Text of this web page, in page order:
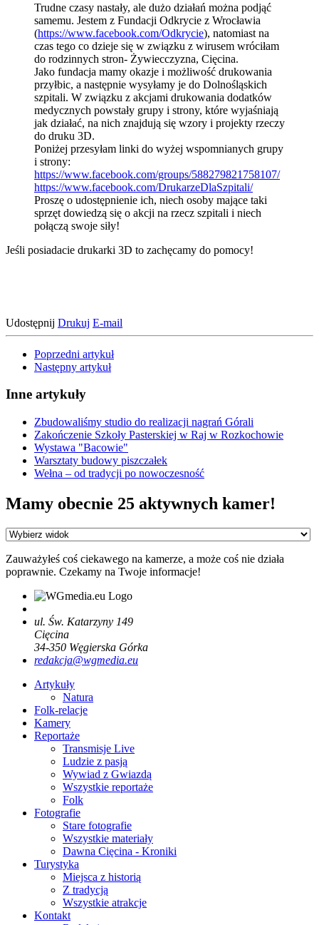
Trudne czasy nastały, ale dużo działań można podjąć
samemu. Jestem z Fundacji Odkrycie z Wrocławia
(https://www.facebook.com/Odkrycie), natomiast na
czas tego co dzieje się w związku z wirusem wróciłam
do rodzinnych stron- Żywiecczyzna, Cięcina.
Jako fundacja mamy okazje i możliwość drukowania
przyłbic, a następnie wysyłamy je do Dolnośląskich
szpitali. W związku z akcjami drukowania dodatków
medycznych powstały grupy i strony, które wyjaśniają
jak działać, na nich znajdują się wzory i projekty rzeczy
do druku 3D.
Poniżej przesyłam linki do wyżej wspomnianych grupy
i strony:
https://www.facebook.com/groups/588279821758107/
https://www.facebook.com/DrukarzeDlaSzpitali/
Proszę o udostępnienie ich, niech osoby mające taki
sprzęt dowiedzą się o akcji na rzecz szpitali i niech
połączą swoje siły!
Jeśli posiadacie drukarki 3D to zachęcamy do pomocy!
Udostępnij Drukuj E-mail
Poprzedni artykuł
Następny artykuł
Inne artykuły
Zbudowaliśmy studio do realizacji nagrań Górali
Zakończenie Szkoły Pasterskiej w Raj w Rozkochowie
Wystawa "Bacowie"
Warsztaty budowy piszczałek
Wełna – od tradycji po nowoczesność
Mamy obecnie 25 aktywnych kamer!
Zauważyłeś coś ciekawego na kamerze, a może coś nie działa
poprawnie. Czekamy na Twoje informacje!
ul. Św. Katarzyny 149
Cięcina
34-350 Węgierska Górka
redakcja@wgmedia.eu
Artykuły
Natura
Folk-relacje
Kamery
Reportaże
Transmisje Live
Ludzie z pasją
Wywiad z Gwiazdą
Wszystkie reportaże
Folk
Fotografie
Stare fotografie
Wszystkie materiały
Dawna Cięcina - Kroniki
Turystyka
Miejsca z historią
Z tradycją
Wszystkie atrakcje
Kontakt